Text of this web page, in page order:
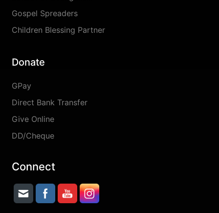
Gospel Spreaders
Children Blessing Partner
Donate
GPay
Direct Bank Transfer
Give Online
DD/Cheque
Connect